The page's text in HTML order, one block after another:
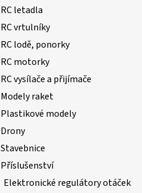
RC letadla
RC vrtulníky
RC lodě, ponorky
RC motorky
RC vysílače a přijímače
Modely raket
Plastikové modely
Drony
Stavebnice
Příslušenství
Elektronické regulátory otáček